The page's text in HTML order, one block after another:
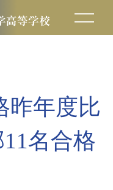
年度比
名合格